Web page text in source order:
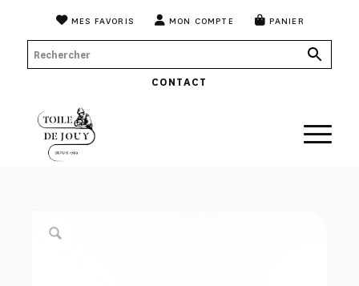
MES FAVORIS MON COMPTE PANIER
CONTACT